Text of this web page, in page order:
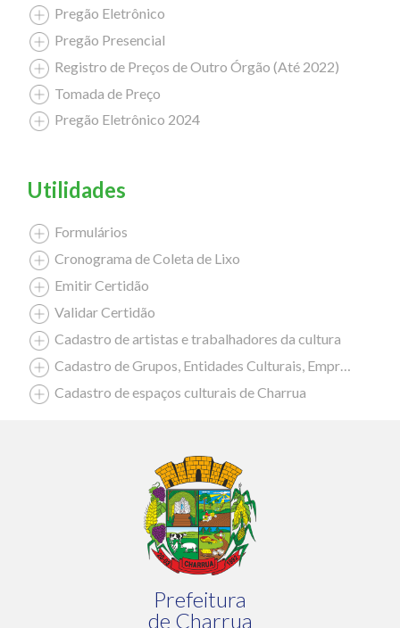
Pregão Eletrônico
Pregão Presencial
Registro de Preços de Outro Órgão (Até 2022)
Tomada de Preço
Pregão Eletrônico 2024
Utilidades
Formulários
Cronograma de Coleta de Lixo
Emitir Certidão
Validar Certidão
Cadastro de artistas e trabalhadores da cultura
Cadastro de Grupos, Entidades Culturais, Empresas Culturais
Cadastro de espaços culturais de Charrua
Prefeitura
de Charrua